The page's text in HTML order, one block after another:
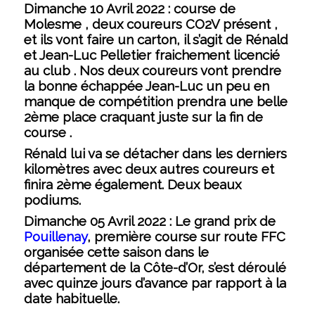
Dimanche 10 Avril 2022 : course de
Molesme , deux coureurs CO2V présent ,
et ils vont faire un carton, il s’agit de Rénald
et Jean-Luc Pelletier fraichement licencié
au club . Nos deux coureurs vont prendre
la bonne échappée Jean-Luc un peu en
manque de compétition prendra une belle
2ème place craquant juste sur la fin de
course .
Rénald lui va se détacher dans les derniers
kilomètres avec deux autres coureurs et
finira 2ème également. Deux beaux
podiums.
Dimanche 05 Avril 2022: Le grand prix de
Pouillenay, première course sur route FFC
organisée cette saison dans le
département de la Côte-d’Or, s’est déroulé
avec quinze jours d’avance par rapport à la
date habituelle.